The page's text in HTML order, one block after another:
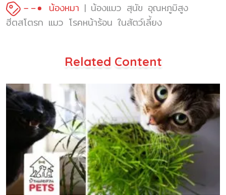
น้องหมา น้องแมว สุนัข อุณหภูมิสูง
ฮีตสโตรก แมว โรคหน้าร้อน ในสัตว์เลี้ยง
Related Content